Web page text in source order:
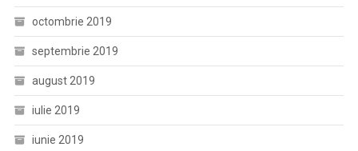
octombrie 2019
septembrie 2019
august 2019
iulie 2019
iunie 2019